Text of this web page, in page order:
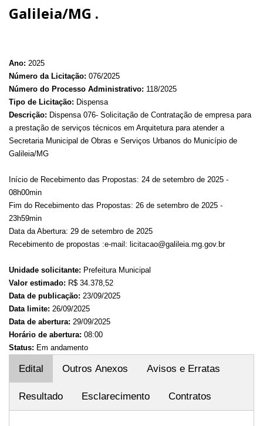
Galileia/MG .
Ano: 2025
Número da Licitação: 076/2025
Número do Processo Administrativo: 118/2025
Tipo de Licitação: Dispensa
Descrição: Dispensa 076- Solicitação de Contratação de empresa para
a prestação de serviços técnicos em Arquitetura para atender a
Secretaria Municipal de Obras e Serviços Urbanos do Município de
Galileia/MG
Início de Recebimento das Propostas: 24 de setembro de 2025 -
08h00min
Fim do Recebimento das Propostas: 26 de setembro de 2025 -
23h59min
Data da Abertura: 29 de setembro de 2025
Recebimento de propostas :e-mail: licitacao@galileia.mg.gov.br
Unidade solicitante: Prefeitura Municipal
Valor estimado: R$ 34.378,52
Data de publicação: 23/09/2025
Data limite: 26/09/2025
Data de abertura: 29/09/2025
Horário de abertura: 08:00
Status: Em andamento
Edital Outros Anexos Avisos e Erratas
Resultado Esclarecimento Contratos